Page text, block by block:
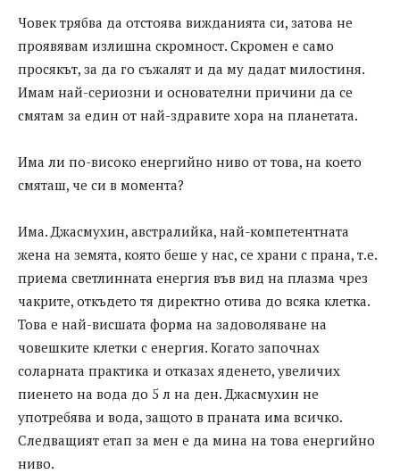
Човек трябва да отстоява вижданията си, затова не
проявявам излишна скромност. Скромен е само
просякът, за да го съжалят и да му дадат милостиня.
Имам най-сериозни и основателни причини да се
смятам за един от най-здравите хора на планетата.
Има ли по-високо енергийно ниво от това, на което
смяташ, че си в момента?
Има. Джасмухин, австралийка, най-компетентната
жена на земята, която беше у нас, се храни с прана, т.е.
приема светлинната енергия във вид на плазма чрез
чакрите, откъдето тя директно отива до всяка клетка.
Това е най-висшата форма на задоволяване на
човешките клетки с енергия. Когато започнах
соларната практика и отказах яденето, увеличих
пиенето на вода до 5 л на ден. Джасмухин не
употребява и вода, защото в праната има всичко.
Следващият етап за мен е да мина на това енергийно
ниво.